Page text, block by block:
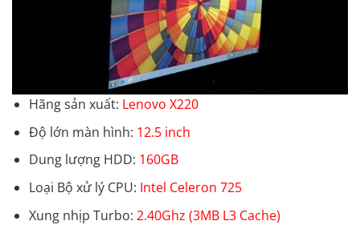
Hãng sản xuất: Lenovo X220
Độ lớn màn hình: 12.5 inch
Dung lượng HDD: 160GB
Loại Bộ xử lý CPU: Intel Celeron 725
Xung nhịp Turbo: 2.40Ghz (3MB L3 Cache)